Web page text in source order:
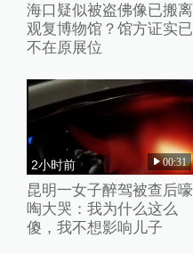
海口疑似被盗佛像已搬离
观复博物馆？馆方证实已
不在原展位
2小时前 00:31
昆明一女子醉驾被查后嚎
啕大哭：我为什么这么
傻，我不想影响儿子